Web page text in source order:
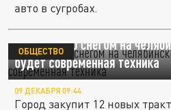
авто в сугробах.
Бороться со снегом на
будет современная техника
ОБЩЕСТВО
09 ДЕКАБРЯ 09:44
Город закупит 12 новых